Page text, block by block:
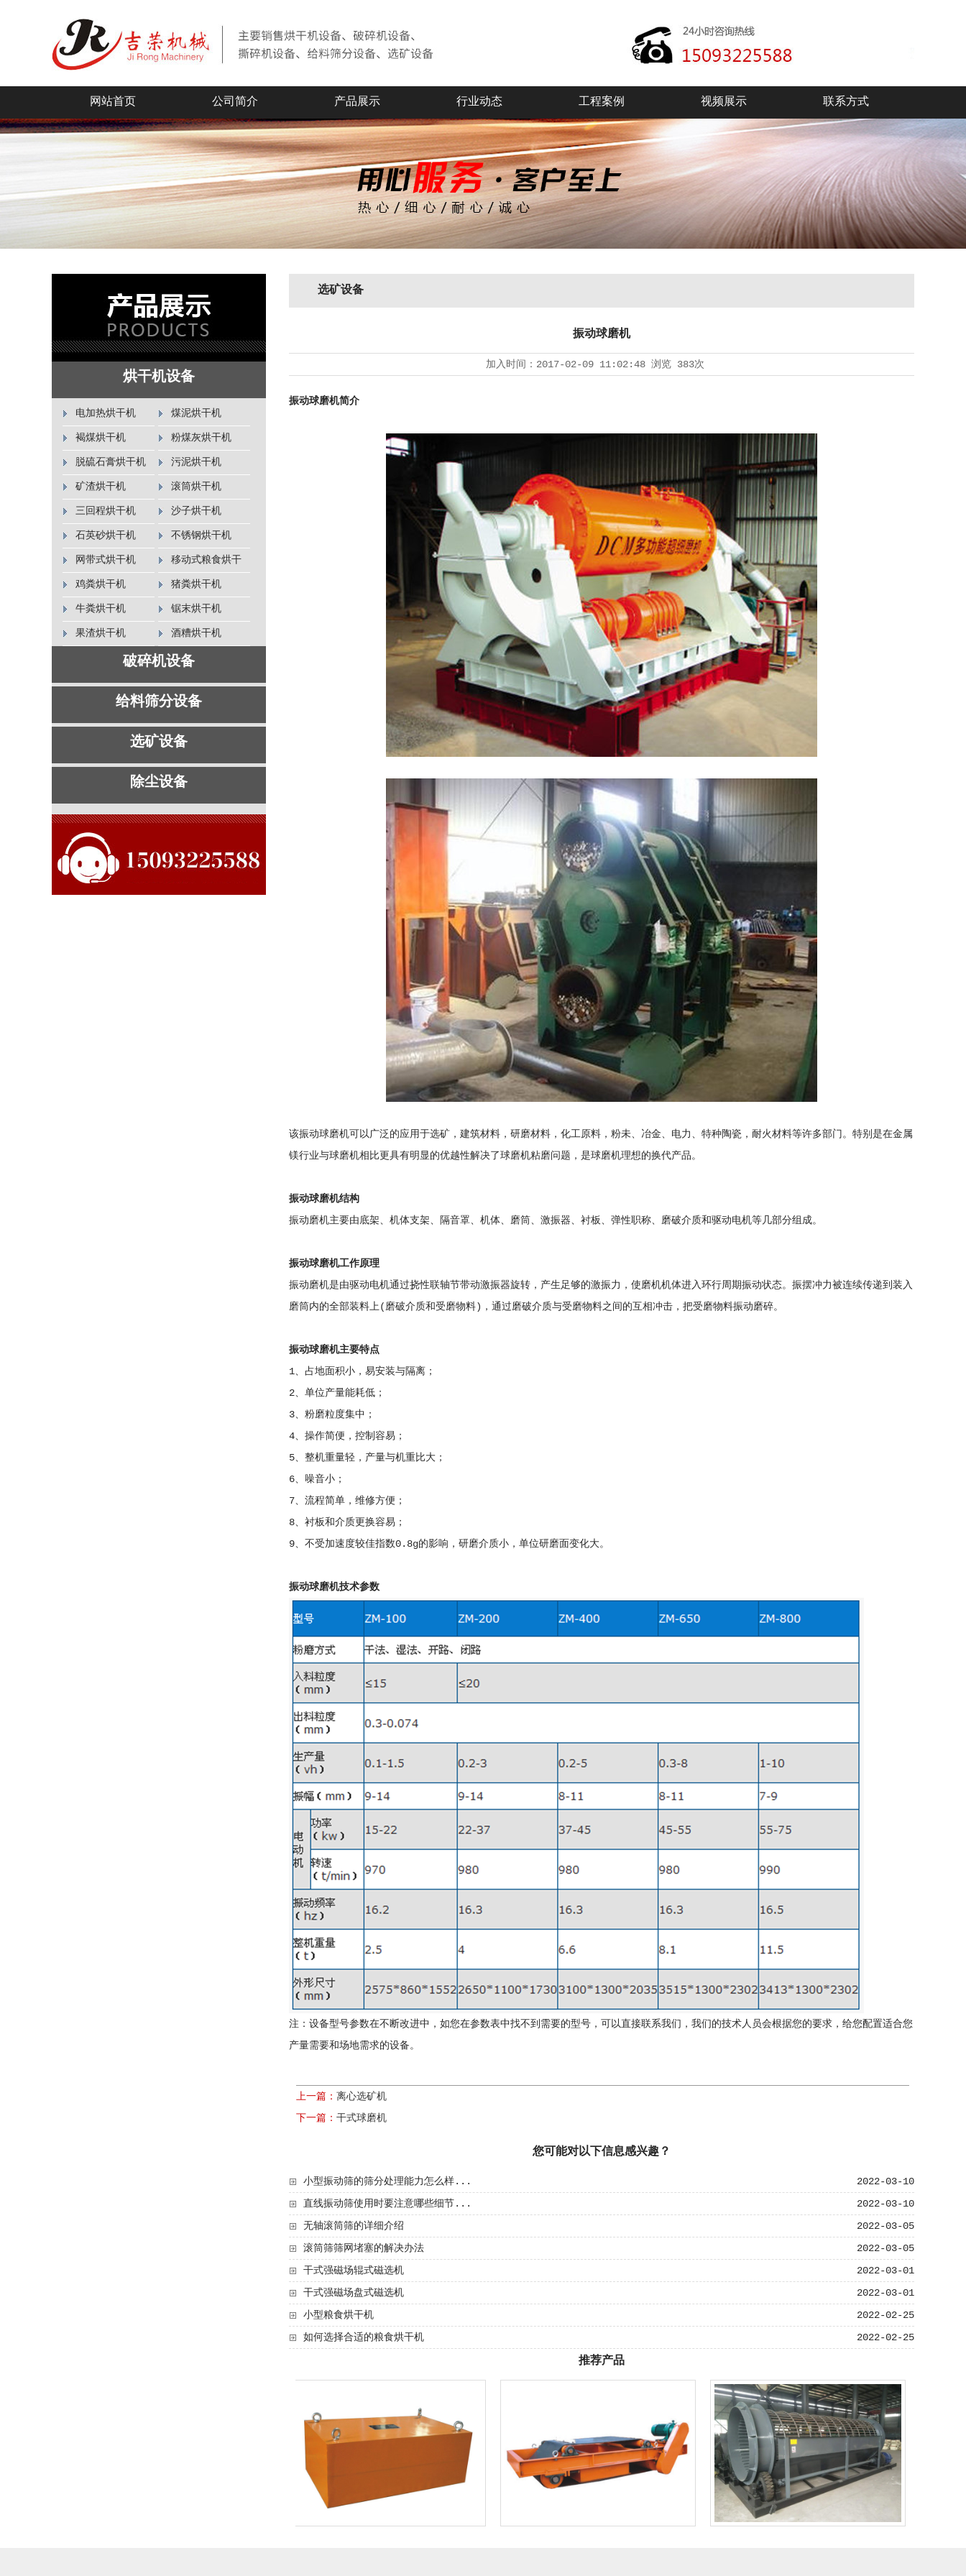
网站首页 公司简介 产品展示 行业动态 工程案例 视频展示 联系方式
烘干机设备
电加热烘干机 煤泥烘干机
褐煤烘干机 粉煤灰烘干机
脱硫石膏烘干机 污泥烘干机
矿渣烘干机 滚筒烘干机
三回程烘干机 沙子烘干机
石英砂烘干机 不锈钢烘干机
网带式烘干机 移动式粮食烘干
机
鸡粪烘干机 猪粪烘干机
牛粪烘干机 锯末烘干机
果渣烘干机 酒糟烘干机
破碎机设备
给料筛分设备
选矿设备
除尘设备
选矿设备
振动球磨机
加入时间： 2017-02-09 11:02:48 浏览 383次
振动球磨机简介
该振动球磨机可以广泛的应用于选矿，建筑材料，研磨材料，化工原料，粉未、冶金、电力、特种陶瓷，耐火材料等许多部门。特别是在金属
镁行业与球磨机相比更具有明显的优越性解决了球磨机粘磨问题，是球磨机理想的换代产品。
振动球磨机结构
振动磨机主要由底架、机体支架、隔音罩、机体、磨筒、激振器、衬板、弹性职称、磨破介质和驱动电机等几部分组成。
振动球磨机工作原理
振动磨机是由驱动电机通过挠性联轴节带动激振器旋转，产生足够的激振力，使磨机机体进入环行周期振动状态。振摆冲力被连续传递到装入
磨筒内的全部装料上(磨破介质和受磨物料)，通过磨破介质与受磨物料之间的互相冲击，把受磨物料振动磨碎。
振动球磨机主要特点
1、占地面积小，易安装与隔离；
2、单位产量能耗低；
3、粉磨粒度集中；
4、操作简便，控制容易；
5、整机重量轻，产量与机重比大；
6、噪音小；
7、流程简单，维修方便；
8、衬板和介质更换容易；
9、不受加速度较佳指数0.8g的影响，研磨介质小，单位研磨面变化大。
振动球磨机技术参数
注：设备型号参数在不断改进中，如您在参数表中找不到需要的型号，可以直接联系我们，我们的技术人员会根据您的要求，给您配置适合您
产量需要和场地需求的设备。
上一篇： 离心选矿机
下一篇： 干式球磨机
您可能对以下信息感兴趣？
2022-03-10
小型振动筛的筛分处理能力怎么样...
2022-03-10
直线振动筛使用时要注意哪些细节...
2022-03-05
无轴滚筒筛​的详细介绍
2022-03-05
滚筒筛筛网堵塞的解决办法
2022-03-01
干式强磁场辊式磁选机
2022-03-01
干式强磁场盘式磁选机
2022-02-25
小型粮食烘干机
2022-02-25
如何选择合适的粮食烘干机
推荐产品